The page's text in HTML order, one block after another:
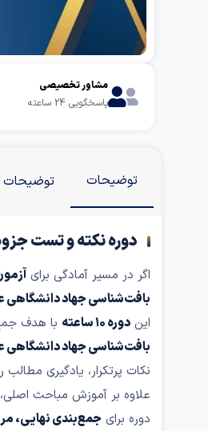
مشاور تخصیصی
پاسخگویی 24 ساعته
توضیحات توضیحات
دوره نکته و تست
اگر در مسیر آمادگی برای
بافت‌شناسی جهاد دانشگاهی
این دوره ۱۰ ساعته با هدف
بافت‌شناسی جهاد دانشگاهی
نکات پرتکرار، یادگیری
علاوه بر آموزش مباحث
دوره برای جمع‌بندی نهایی،